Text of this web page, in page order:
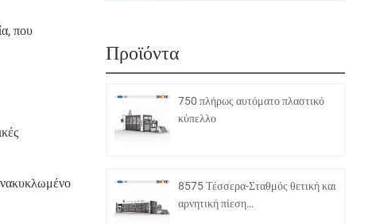
που
Προϊόντα
750 πλήρως αυτόματο πλαστικό
κύπελλο
8575 Τέσσερα-Σταθμός θετική και
αρνητική πίεση